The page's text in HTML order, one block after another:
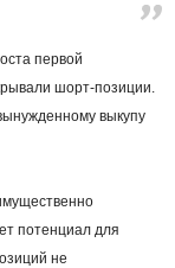
первой
шорт-позиции.
выкупу
потенциал для
не